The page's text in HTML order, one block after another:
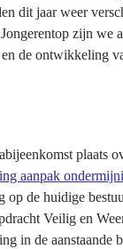
dit jaar weer
zijn we
de ontwikkeling
plaats
aanpak
op de huidige
Veilig en
in de